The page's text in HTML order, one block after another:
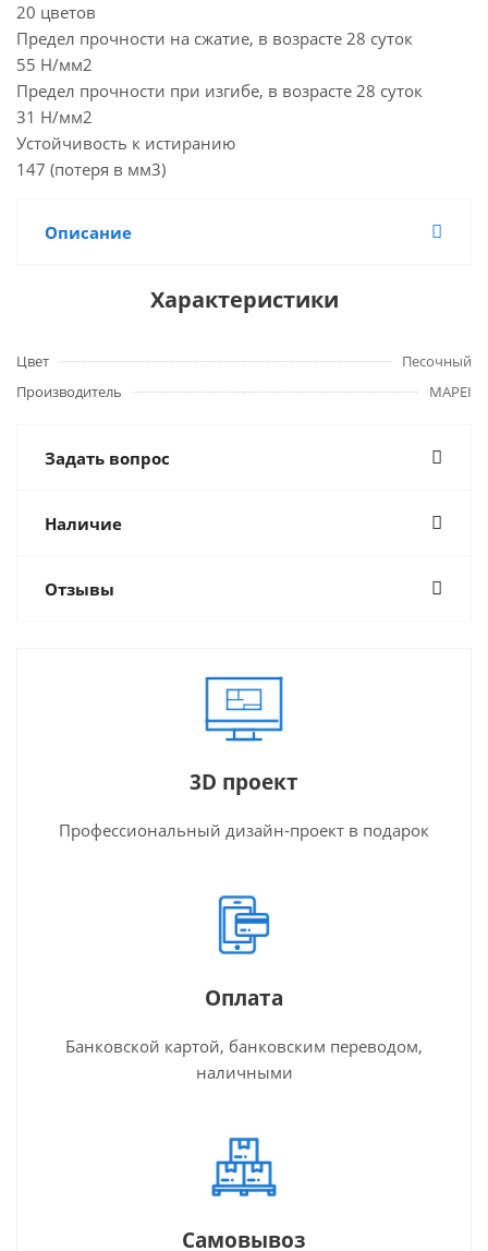
20 цветов
Предел прочности на сжатие, в возрасте 28 суток
55 Н/мм2
Предел прочности при изгибе, в возрасте 28 суток
31 Н/мм2
Устойчивость к истиранию
147 (потеря в мм3)
Описание
Характеристики
Цвет
Песочный
Производитель
MAPEI
Задать вопрос
Наличие
Отзывы
3D проект
Профессиональный дизайн-проект в подарок
Оплата
Банковской картой, банковским переводом,
наличными
Самовывоз